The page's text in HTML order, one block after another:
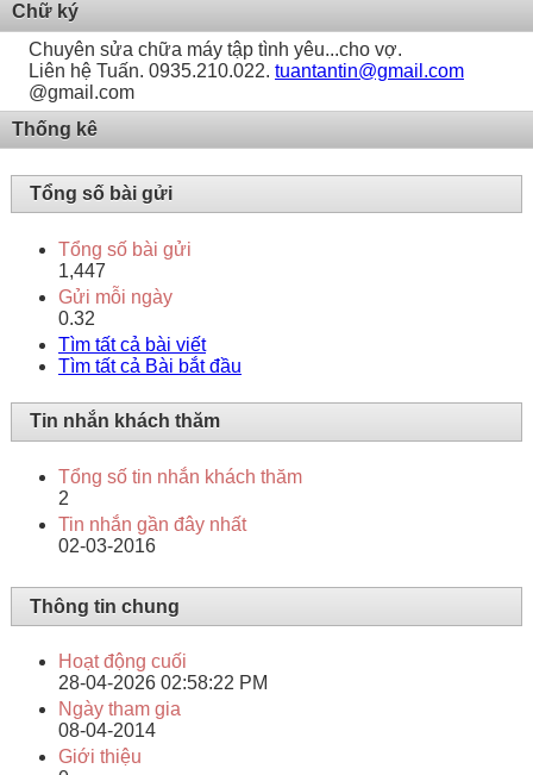
Chữ ký
Chuyên sửa chữa máy tập tình yêu...cho vợ.
Liên hệ Tuấn. 0935.210.022. tuantantin@gmail.com
@gmail.com
Thống kê
Tổng số bài gửi
Tổng số bài gửi
1,447
Gửi mỗi ngày
0.32
Tìm tất cả bài viết
Tìm tất cả Bài bắt đầu
Tin nhắn khách thăm
Tổng số tin nhắn khách thăm
2
Tin nhắn gần đây nhất
02-03-2016
Thông tin chung
Hoạt động cuối
28-04-2026 02:58:22 PM
Ngày tham gia
08-04-2014
Giới thiệu